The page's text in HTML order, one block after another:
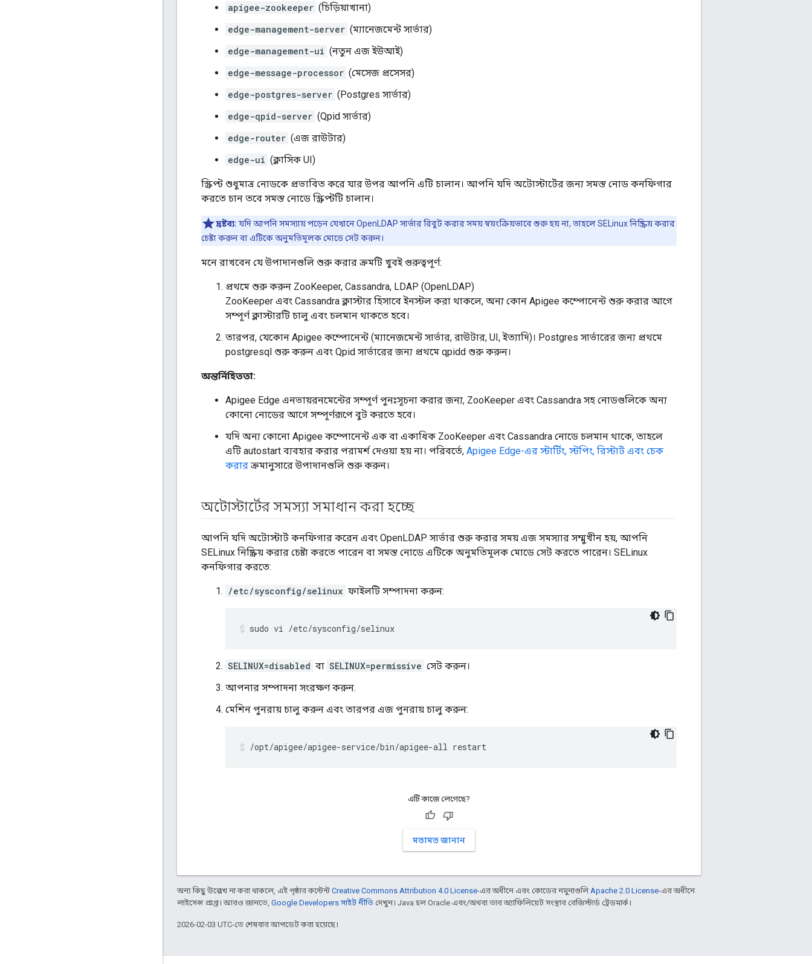
apigee-zookeeper (চিড়িয়াখানা)
edge-management-server (ম্যানেজমেন্ট সার্ভার)
edge-management-ui (নতুন এজ ইউআই)
edge-message-processor (মেসেজ প্রসেসর)
edge-postgres-server (Postgres সার্ভার)
edge-qpid-server (Qpid সার্ভার)
edge-router (এজ রাউটার)
edge-ui (ক্লাসিক UI)
স্ক্রিপ্ট শুধুমাত্র নোডকে প্রভাবিত করে যার উপর আপনি এটি চালান। আপনি যদি অটোস্টার্টের জন্য সমস্ত নোড কনফিগার
করতে চান তবে সমস্ত নোডে স্ক্রিপ্টটি চালান।
দ্রষ্টব্য: যদি আপনি সমস্যায় পড়েন যেখানে OpenLDAP সার্ভার রিবুট করার সময় স্বয়ংক্রিয়ভাবে শুরু হয় না, তাহলে SELinux নিষ্ক্রিয় করার
চেষ্টা করুন বা এটিকে অনুমতিমূলক মোডে সেট করুন।
মনে রাখবেন যে উপাদানগুলি শুরু করার ক্রমটি খুবই গুরুত্বপূর্ণ:
প্রথমে শুরু করুন ZooKeeper, Cassandra, LDAP (OpenLDAP)
ZooKeeper এবং Cassandra ক্লাস্টার হিসাবে ইনস্টল করা থাকলে, অন্য কোন Apigee কম্পোনেন্ট শুরু করার আগে
সম্পূর্ণ ক্লাস্টারটি চালু এবং চলমান থাকতে হবে।
তারপর, যেকোন Apigee কম্পোনেন্ট (ম্যানেজমেন্ট সার্ভার, রাউটার, UI, ইত্যাদি)। Postgres সার্ভারের জন্য প্রথমে
postgresql শুরু করুন এবং Qpid সার্ভারের জন্য প্রথমে qpidd শুরু করুন।
অন্তর্নিহিততা:
Apigee Edge এনভায়রনমেন্টের সম্পূর্ণ পুনঃসূচনা করার জন্য, ZooKeeper এবং Cassandra সহ নোডগুলিকে অন্য
কোনো নোডের আগে সম্পূর্ণরূপে বুট করতে হবে।
যদি অন্য কোনো Apigee কম্পোনেন্ট এক বা একাধিক ZooKeeper এবং Cassandra নোডে চলমান থাকে, তাহলে
এটি autostart ব্যবহার করার পরামর্শ দেওয়া হয় না। পরিবর্তে, Apigee Edge-এর স্টার্টিং, স্টপিং, রিস্টার্ট এবং চেক
করার ক্রমানুসারে উপাদানগুলি শুরু করুন।
অটোস্টার্টের সমস্যা সমাধান করা হচ্ছে
আপনি যদি অটোস্টার্ট কনফিগার করেন এবং OpenLDAP সার্ভার শুরু করার সময় এজ সমস্যার সম্মুখীন হয়, আপনি
SELinux নিষ্ক্রিয় করার চেষ্টা করতে পারেন বা সমস্ত নোডে এটিকে অনুমতিমূলক মোডে সেট করতে পারেন। SELinux
কনফিগার করতে:
/etc/sysconfig/selinux ফাইলটি সম্পাদনা করুন:
sudo vi /etc/sysconfig/selinux
SELINUX=disabled বা SELINUX=permissive সেট করুন।
আপনার সম্পাদনা সংরক্ষণ করুন.
মেশিন পুনরায় চালু করুন এবং তারপর এজ পুনরায় চালু করুন:
/opt/apigee/apigee-service/bin/apigee-all restart
এটি কাজে লেগেছে?
মতামত জানান
অন্য কিছু উল্লেখ না করা থাকলে, এই পৃষ্ঠার কন্টেন্ট Creative Commons Attribution 4.0 License-এর অধীনে এবং কোডের নমুনাগুলিApache 2.0 License-এর অধীনে
লাইসেন্স প্রাপ্ত। আরও জানতে, Google Developers সাইট নীতি দেখুন। Java হল Oracle এবং/অথবা তার অ্যাফিলিয়েট সংস্থার রেজিস্টার্ড ট্রেডমার্ক।
2026-02-03 UTC-তে শেষবার আপডেট করা হয়েছে।